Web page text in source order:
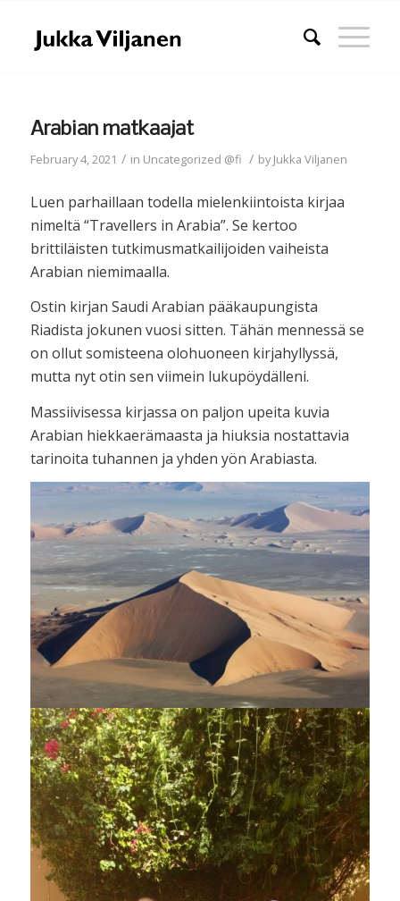
Arabian matkaajat
February 4, 2021 / in Uncategorized @fi / byJukka Viljanen
Luen parhaillaan todella mielenkiintoista kirjaa
nimeltä “Travellers in Arabia”. Se kertoo
brittiläisten tutkimusmatkailijoiden vaiheista
Arabian niemimaalla.
Ostin kirjan Saudi Arabian pääkaupungista
Riadista jokunen vuosi sitten. Tähän mennessä se
on ollut somisteena olohuoneen kirjahyllyssä,
mutta nyt otin sen viimein lukupöydälleni.
Massiivisessa kirjassa on paljon upeita kuvia
Arabian hiekkaerämaasta ja hiuksia nostattavia
tarinoita tuhannen ja yhden yön Arabiasta.